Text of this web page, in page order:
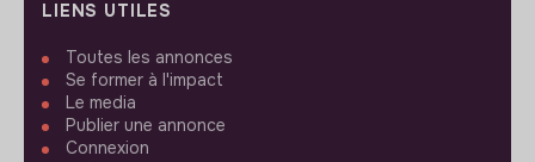
LIENS UTILES
Toutes les annonces
Se former à l'impact
Le media
Publier une annonce
Connexion